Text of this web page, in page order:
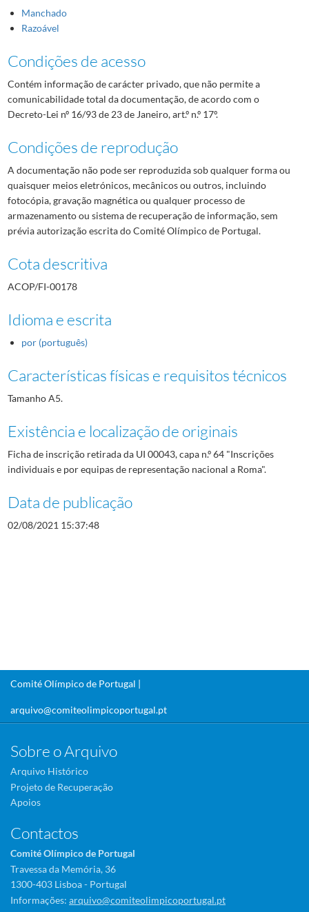
Manchado
Razoável
Condições de acesso
Contém informação de carácter privado, que não permite a
comunicabilidade total da documentação, de acordo com o
Decreto-Lei nº 16/93 de 23 de Janeiro, art.º n.º 17º.
Condições de reprodução
A documentação não pode ser reproduzida sob qualquer forma ou
quaisquer meios eletrónicos, mecânicos ou outros, incluindo
fotocópia, gravação magnética ou qualquer processo de
armazenamento ou sistema de recuperação de informação, sem
prévia autorização escrita do Comité Olímpico de Portugal.
Cota descritiva
ACOP/FI-00178
Idioma e escrita
por (português)
Características físicas e requisitos técnicos
Tamanho A5.
Existência e localização de originais
Ficha de inscrição retirada da UI 00043, capa n.º 64 "Inscrições
individuais e por equipas de representação nacional a Roma".
Data de publicação
02/08/2021 15:37:48
Comité Olímpico de Portugal |
arquivo@comiteolimpicoportugal.pt
Sobre o Arquivo
Arquivo Histórico
Projeto de Recuperação
Apoios
Contactos
Comité Olímpico de Portugal
Travessa da Memória, 36
1300-403 Lisboa - Portugal
Informações: arquivo@comiteolimpicoportugal.pt